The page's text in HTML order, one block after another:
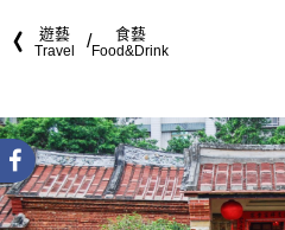
遊藝
Travel
食藝
Food&Drink